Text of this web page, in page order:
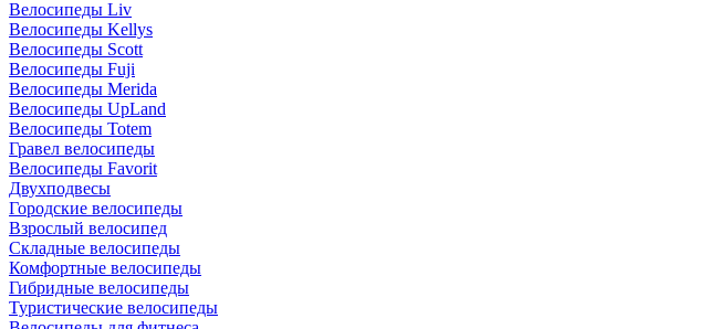
Велосипеды Liv
Велосипеды Kellys
Велосипеды Scott
Велосипеды Fuji
Велосипеды Merida
Велосипеды UpLand
Велосипеды Totem
Гравел велосипеды
Велосипеды Favorit
Двухподвесы
Городские велосипеды
Взрослый велосипед
Складные велосипеды
Комфортные велосипеды
Гибридные велосипеды
Туристические велосипеды